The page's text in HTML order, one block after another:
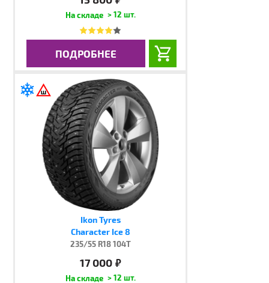
> 12 шт.
ПОДРОБНЕЕ
Ikon Tyres
Character Ice 8
235/55 R18 104T
17 000 руб.
> 12 шт.